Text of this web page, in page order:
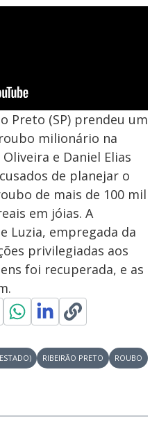
Preto (SP) prendeu um
milionário na
e Daniel Elias
de planejar o
de mais de 100 mil
em jóias. A
Luzia, empregada da
privilegiadas aos
foi recuperada, e as
RIBEIRÃO PRETO ROUBO